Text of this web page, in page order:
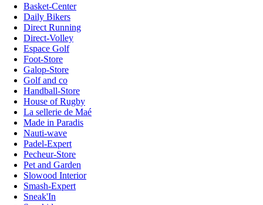
Basket-Center
Daily Bikers
Direct Running
Direct-Volley
Espace Golf
Foot-Store
Galop-Store
Golf and co
Handball-Store
House of Rugby
La sellerie de Maé
Made in Paradis
Nauti-wave
Padel-Expert
Pecheur-Store
Pet and Garden
Slowood Interior
Smash-Expert
Sneak'In